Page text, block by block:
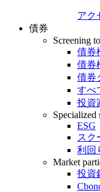
アク
債券
Screening
債券
債券
債券
すべ
投資
Specialized
ESG
スク
利回
Market
投資